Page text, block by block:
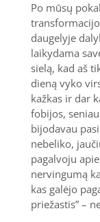
Po mūsų
daugelyje
laikydama
sielą, kad aš
dieną vyko
kažkas ir dar
fobijos,
bijodavau
nebeliko,
pagalvoju
nervingumą
kas galėjo
priežastis” –